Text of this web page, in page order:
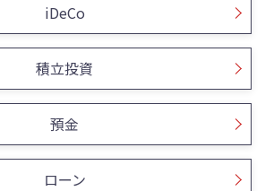
iDeCo
積立投資
預金
ローン